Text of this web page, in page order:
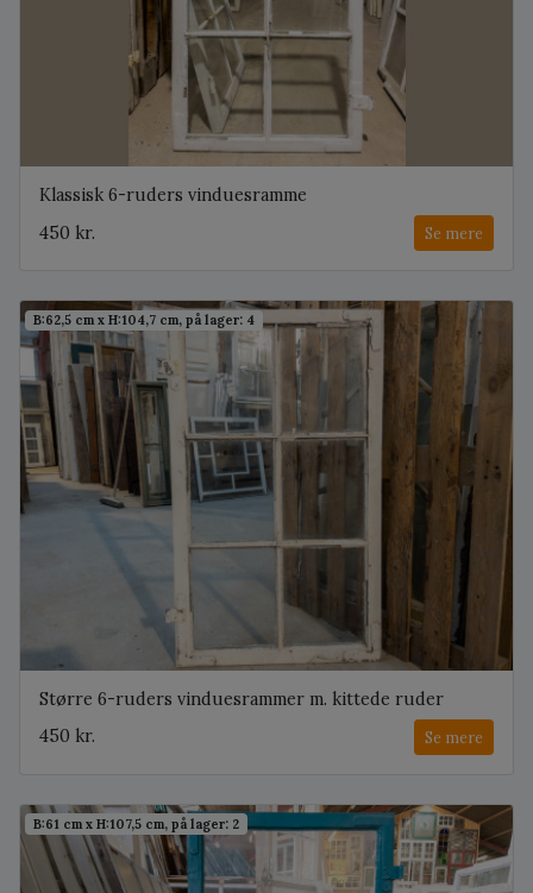
Klassisk 6-ruders vinduesramme
450 kr.
Se mere
B:62,5 cm x H:104,7 cm, på lager: 4
Større 6-ruders vinduesrammer m. kittede ruder
450 kr.
Se mere
B:61 cm x H:107,5 cm, på lager: 2